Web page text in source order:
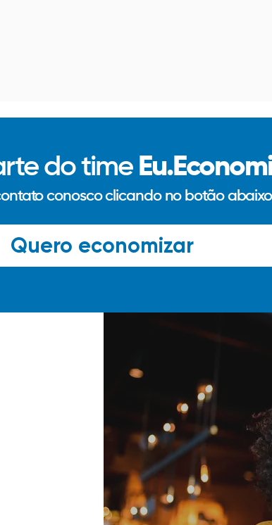
do time
conosco clicando no botão
Quero economizar